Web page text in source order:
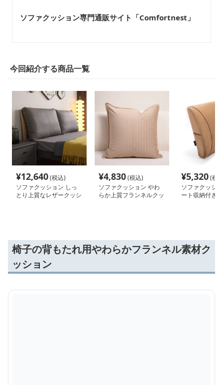
ソファクッション専門通販サイト「Comfortnest 」
今回紹介する商品一覧
¥12,640(税込)
ソファクッション しっ
とり上質なレザークッシ
¥4,830(税込)
ソファクッション やわ
らか上質フランネルクッ
¥5,320(税
ソファクッシ
ート収納付き
椅子の背もたれ用やわらかフランネル素材ク
ッション